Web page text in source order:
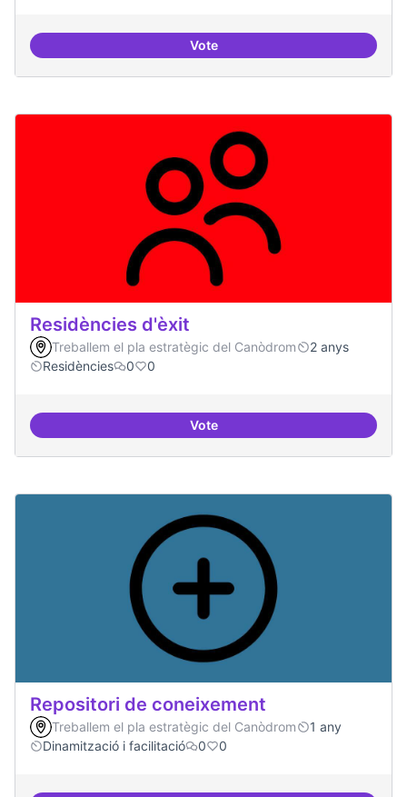
VoteResidències i governança
Residències d'èxit
Treballem el pla estratègic del Canòdrom
2 anys
Residències
0 0
VoteResidències d'èxit
Repositori de coneixement
Treballem el pla estratègic del Canòdrom
1 any
Dinamització i facilitació
0 0